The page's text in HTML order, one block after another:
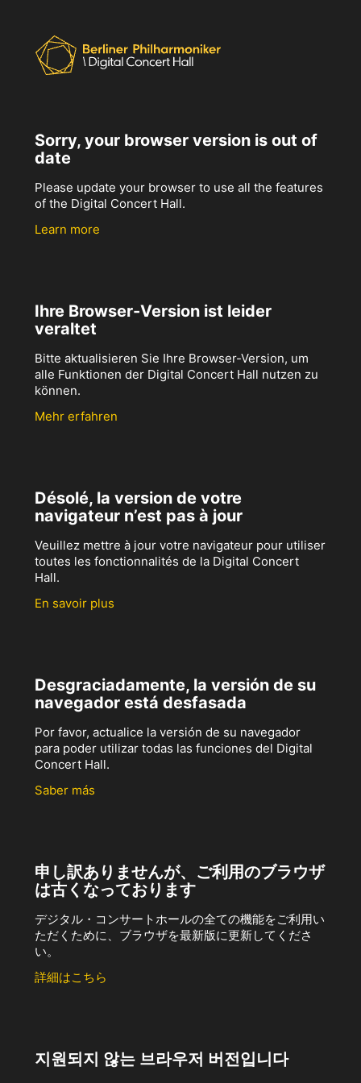
Sorry, your browser version is out of
date
Please update your browser to use all the features
of the Digital Concert Hall.
Learn more
Ihre Browser-Version ist leider
veraltet
Bitte aktualisieren Sie Ihre Browser-Version, um
alle Funktionen der Digital Concert Hall nutzen zu
können.
Mehr erfahren
Désolé, la version de votre
navigateur n’est pas à jour
Veuillez mettre à jour votre navigateur pour utiliser
toutes les fonctionnalités de la Digital Concert
Hall.
En savoir plus
Desgraciadamente, la versión de su
navegador está desfasada
Por favor, actualice la versión de su navegador
para poder utilizar todas las funciones del Digital
Concert Hall.
Saber más
申し訳ありませんが、ご利用のブラウザ
は古くなっております
デジタル・コンサートホールの全ての機能をご利用い
ただくために、ブラウザを最新版に更新してくださ
い。
詳細はこちら
지원되지 않는 브라우저 버전입니다